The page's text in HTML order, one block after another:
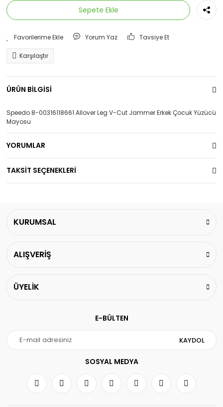
Sepete Ekle
Yorum Yaz Tavsiye Et
Karşılaştır
ÜRÜN BİLGİSİ
Speedo 8-00316118661 Allover Leg V-Cut Jammer Erkek Çocuk Yüzücü
Mayosu
YORUMLAR
TAKSİT SEÇENEKLERİ
KURUMSAL
ALIŞVERİŞ
ÜYELİK
E-BÜLTEN
KAYDOL
SOSYAL MEDYA